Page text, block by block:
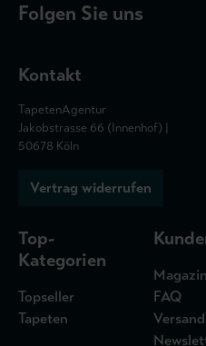
Folgen Sie uns
Kontakt
TapetenAgentur
Jakobstrasse 66 (Innenhof) |
50678 Köln
Vertrag widerrufen
Top-
Kategorien
Topseller
Tapeten
Magazin
FAQ